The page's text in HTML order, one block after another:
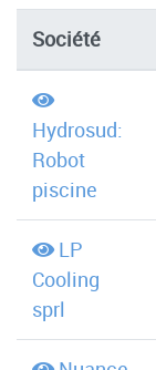
Société
Hydrosud:
Robot
piscine
LP
Cooling
sprl